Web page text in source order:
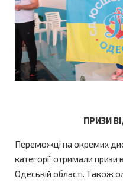
ПРИЗИ
Переможці на окремих
категорії отримали призи
Одеській області. Також